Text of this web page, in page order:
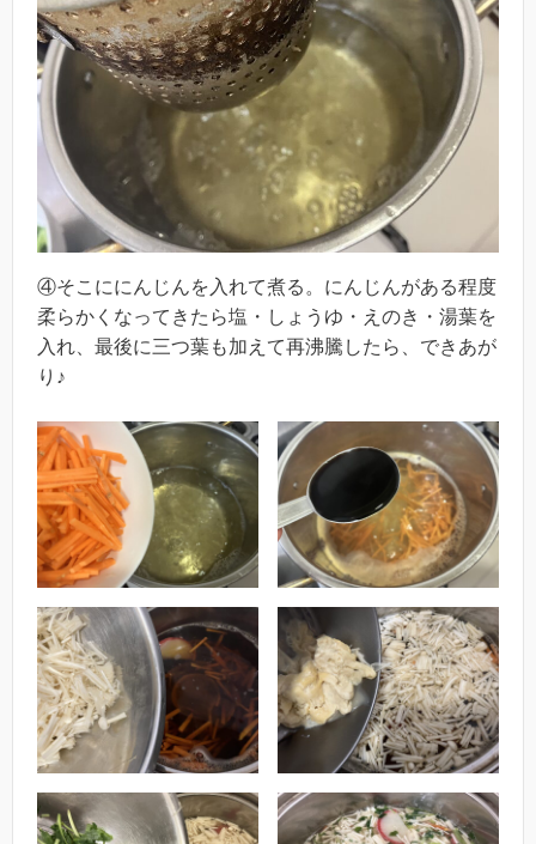
④そこににんじんを入れて煮る。にんじんがある程度
柔らかくなってきたら塩・しょうゆ・えのき・湯葉を
入れ、最後に三つ葉も加えて再沸騰したら、できあが
り♪